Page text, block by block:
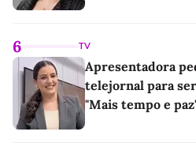
6 TV
Apresentadora
telejornal para
"Mais tempo e